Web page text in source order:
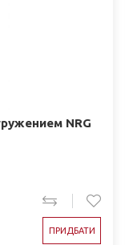
NRG
ПРИДБАТИ